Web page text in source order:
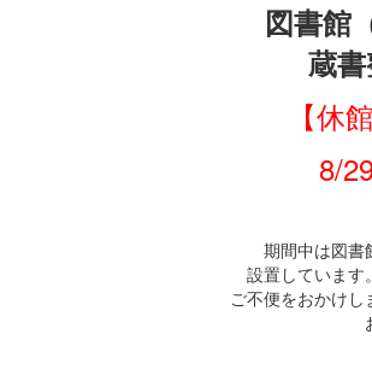
図書館
蔵
【休
8/
期間中は図書
設置しています
ご不便をおかけし